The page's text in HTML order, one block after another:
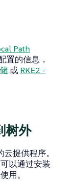
Path
置的信息，
或 RKE2 -
树外
提供程序。
以通过安装
用。